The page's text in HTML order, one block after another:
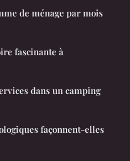
de ménage par mois
fascinante à
dans un camping
façonnent-elles